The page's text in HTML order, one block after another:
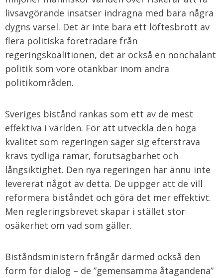
livsavgörande insatser indragna med bara några
dygns varsel. Det är inte bara ett löftesbrott av
flera politiska företrädare från
regeringskoalitionen, det är också en nonchalant
politik som vore otänkbar inom andra
politikområden.
Sveriges bistånd rankas som ett av de mest
effektiva i världen. För att utveckla den höga
kvalitet som regeringen säger sig eftersträva
krävs tydliga ramar, förutsägbarhet och
långsiktighet. Den nya regeringen har ännu inte
levererat något av detta. De uppger att de vill
reformera biståndet och göra det mer effektivt.
Men regleringsbrevet skapar i stället stor
osäkerhet om vad som gäller.
Biståndsministern frångår därmed också den
form för dialog – de ”gemensamma åtagandena”